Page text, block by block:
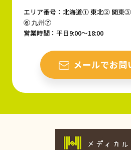
エリア番号：北海道① 東北② 関東
⑥ 九州⑦
営業時間：平日9:00〜18:00
メールでお問